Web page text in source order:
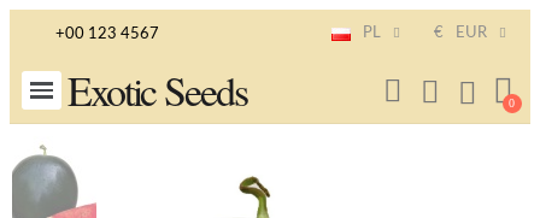
+00 123 4567 PL € EUR
Exotic Seeds